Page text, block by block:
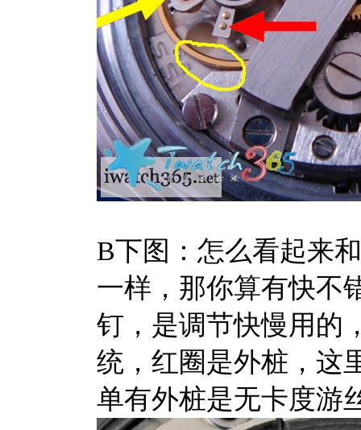
B下图：怎么看起来
一样，那你算有快不
钉，是调节快慢用的
统，红圈是外桩，这
单有外桩是无卡度游